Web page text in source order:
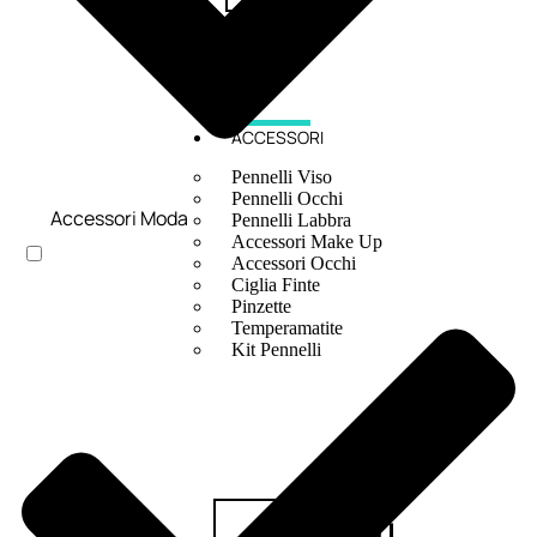
ACCESSORI
Pennelli Viso
Pennelli Occhi
Pennelli Labbra
Accessori Make Up
Accessori Occhi
Ciglia Finte
Pinzette
Temperamatite
Kit Pennelli
Accessori
Accessori Moda